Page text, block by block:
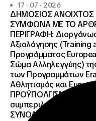
17 · 07 · 2026
ΔΗΜΟΣΙΟΣ ΑΝΟΙΧΤΟΣ
ΣΥΜΦΩΝΑ ΜΕ ΤΟ
ΠΕΡΙΓΡΑΦΗ:
Αξιολόγησης (Training
Προγράμματος
Σώμα Αλληλεγγύης)
των Προγραμμάτων
Αθλητισμός και
ΣΥΝΟΛΙΚΗ ΑΞΙΑ